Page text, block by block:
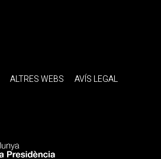
ALTRES WEBS
AVÍS LEGAL